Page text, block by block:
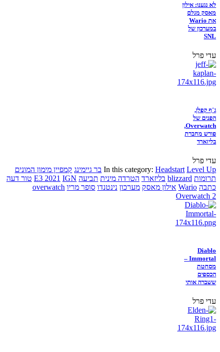
לא נגענו: אילון
מאסק מגלם
את Wario
במערכון של
SNL
עדי פרל
ג'ף קפלן,
הפנים של
Overwatch,
פורש מחברת
בליזארד
עדי פרל
In this category: Headstart Level Up בר גיימינג קמפיין מימון המונים
תרומות blizzard בליזארד הטרדה מינית תביעה E3 2021 IGN
טור דעה
כתבה Wario אילון מאסק מערכון נינטנדו סופר מריו overwatch
Overwatch 2
Diablo
Immortal –
מסחטת
הכספים
ששברה אותי
עדי פרל